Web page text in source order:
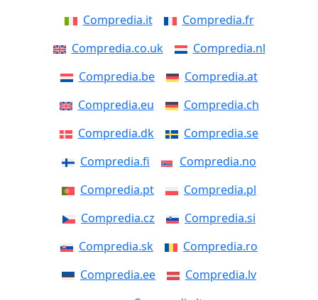
Compredia.it
Compredia.fr
Compredia.co.uk
Compredia.nl
Compredia.be
Compredia.at
Compredia.eu
Compredia.ch
Compredia.dk
Compredia.se
Compredia.fi
Compredia.no
Compredia.pt
Compredia.pl
Compredia.cz
Compredia.si
Compredia.sk
Compredia.ro
Compredia.ee
Compredia.lv